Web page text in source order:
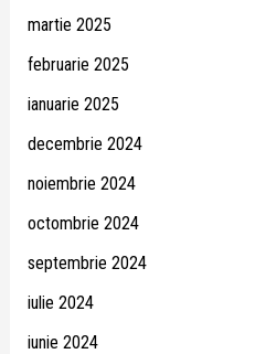
martie 2025
februarie 2025
ianuarie 2025
decembrie 2024
noiembrie 2024
octombrie 2024
septembrie 2024
iulie 2024
iunie 2024